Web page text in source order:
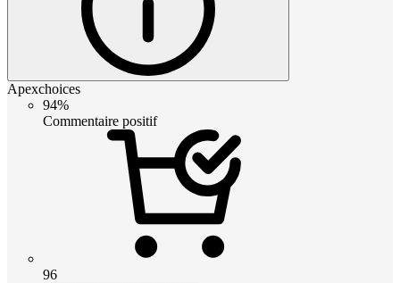
Apexchoices
94%
Commentaire positif
96